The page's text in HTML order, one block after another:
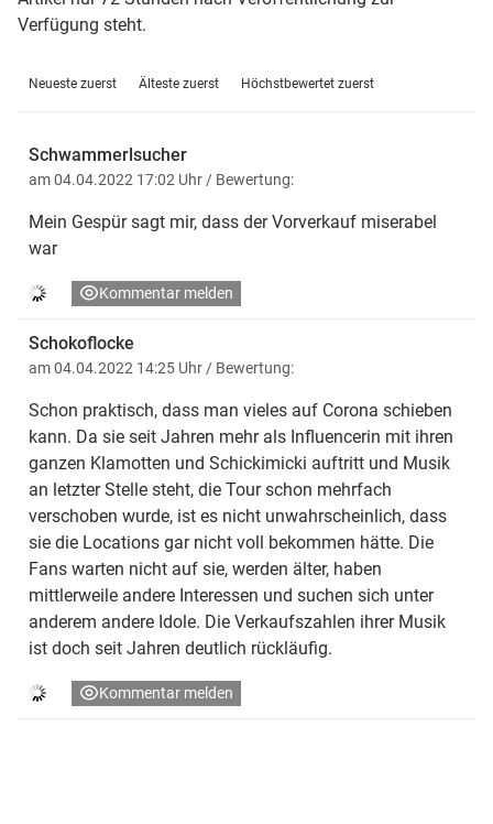
Verfügung steht.
Neueste zuerst Älteste zuerst Höchstbewertet zuerst
Schwammerlsucher
am 04.04.2022 17:02 Uhr / Bewertung:
Mein Gespür sagt mir, dass der Vorverkauf miserabel
war
Kommentar melden
Schokoflocke
am 04.04.2022 14:25 Uhr / Bewertung:
Schon praktisch, dass man vieles auf Corona schieben
kann. Da sie seit Jahren mehr als Influencerin mit ihren
ganzen Klamotten und Schickimicki auftritt und Musik
an letzter Stelle steht, die Tour schon mehrfach
verschoben wurde, ist es nicht unwahrscheinlich, dass
sie die Locations gar nicht voll bekommen hätte. Die
Fans warten nicht auf sie, werden älter, haben
mittlerweile andere Interessen und suchen sich unter
anderem andere Idole. Die Verkaufszahlen ihrer Musik
ist doch seit Jahren deutlich rückläufig.
Kommentar melden